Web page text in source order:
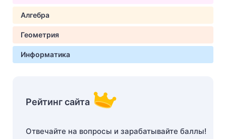
Алгебра
Геометрия
Информатика
Рейтинг сайта
Отвечайте на вопросы и зарабатывайте баллы!